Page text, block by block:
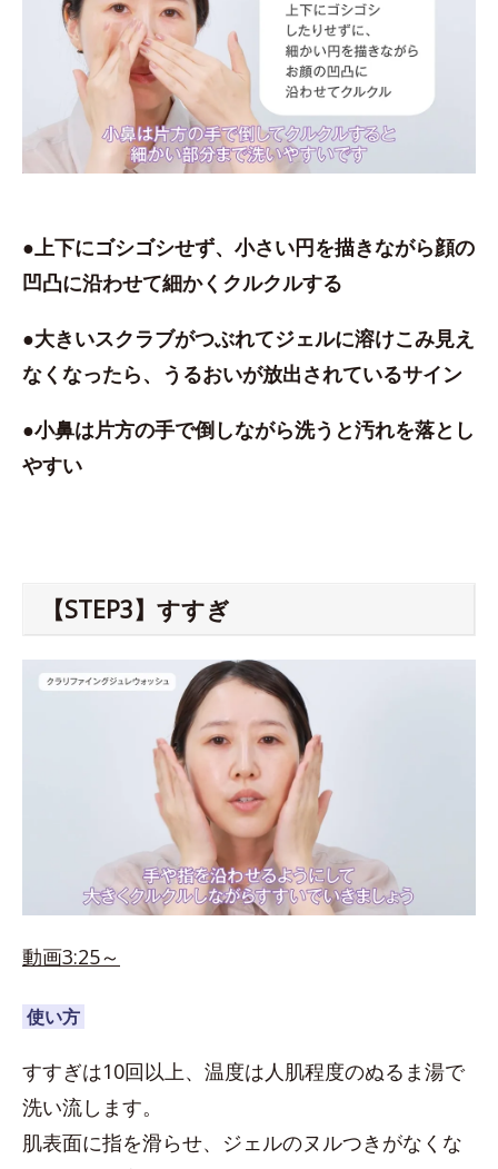
●上下にゴシゴシせず、小さい円を描きながら顔の
凹凸に沿わせて細かくクルクルする
●大きいスクラブがつぶれてジェルに溶けこみ見え
なくなったら、うるおいが放出されているサイン
●小鼻は片方の手で倒しながら洗うと汚れを落とし
やすい
【STEP3】すすぎ
動画3:25～
使い方
すすぎは10回以上、温度は人肌程度のぬるま湯で
洗い流します。
肌表面に指を滑らせ、ジェルのヌルつきがなくな